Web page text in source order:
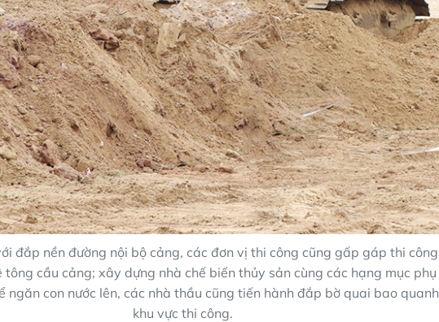
đắp nền đường nội bộ cảng, các đơn vị thi công cũng gấp gáp thi công
tông cầu cảng; xây dựng nhà chế biến thủy sản cùng các hạng mục phụ
ngăn con nước lên, các nhà thầu cũng tiến hành đắp bờ quai bao quanh
khu vực thi công.